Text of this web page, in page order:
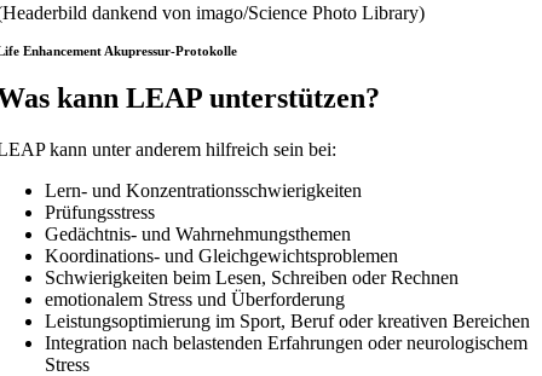
dankend von imago/Science Photo Library)
Enhancement Akupressur-Protokolle
kann LEAP unterstützen?
kann unter anderem hilfreich sein bei:
Lern- und Konzentrationsschwierigkeiten
Prüfungsstress
Gedächtnis- und Wahrnehmungsthemen
Koordinations- und Gleichgewichtsproblemen
Schwierigkeiten beim Lesen, Schreiben oder Rechnen
emotionalem Stress und Überforderung
Leistungsoptimierung im Sport, Beruf oder kreativen Bereichen
Integration nach belastenden Erfahrungen oder neurologischem
Stress